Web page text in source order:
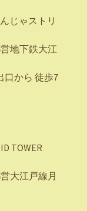
じゃストリ
地下鉄大江
口から 徒歩7
TOWER
大江戸線月